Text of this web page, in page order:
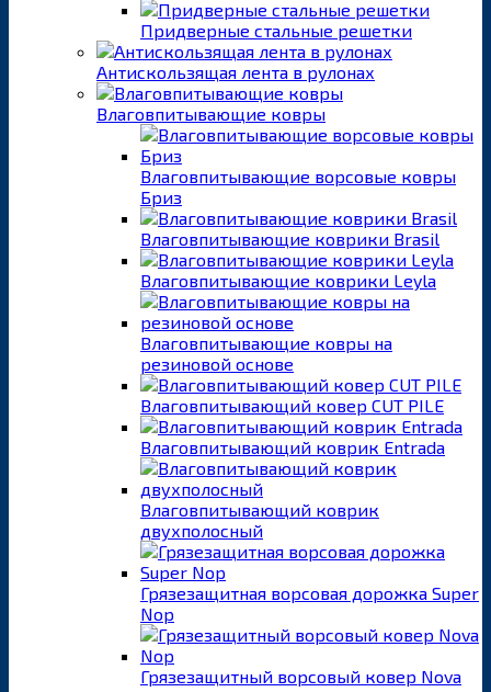
Придверные стальные решетки
Антискользящая лента в рулонах
Влаговпитывающие ковры
Влаговпитывающие ворсовые ковры
Бриз
Влаговпитывающие коврики Brasil
Влаговпитывающие коврики Leyla
Влаговпитывающие ковры на
резиновой основе
Влаговпитывающий ковер CUT PILE
Влаговпитывающий коврик Entrada
Влаговпитывающий коврик
двухполосный
Грязезащитная ворсовая дорожка Super
Nop
Грязезащитный ворсовый ковер Nova